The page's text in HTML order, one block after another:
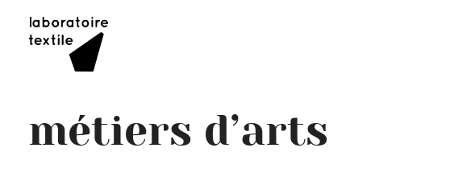
métiers d’arts